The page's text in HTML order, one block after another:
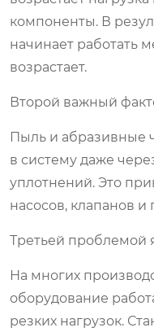
компоненты. В
начинает работать
возрастает.
Второй важный
Пыль и абразивные
в систему даже
уплотнений. Это
насосов, клапанов
Третьей проблемой
На многих
оборудование
резких нагрузок.